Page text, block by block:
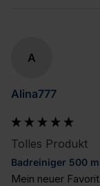
A
Alina777
Tolles Produkt
Badreiniger 500
Mein neuer